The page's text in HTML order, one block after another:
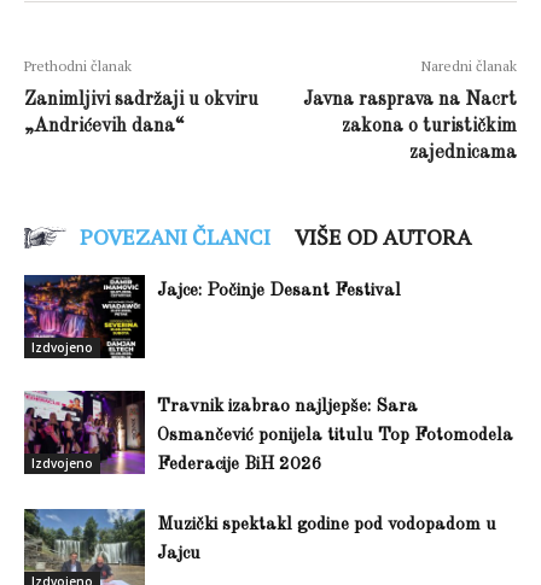
Prethodni članak
Zanimljivi sadržaji u okviru
„Andrićevih dana“
Naredni članak
Javna rasprava na Nacrt
zakona o turističkim
zajednicama
POVEZANI ČLANCI VIŠE OD AUTORA
Izdvojeno
Jajce: Počinje Desant Festival
Izdvojeno
Travnik izabrao najljepše: Sara
Osmančević ponijela titulu Top Fotomodela
Federacije BiH 2026
Izdvojeno
Muzički spektakl godine pod vodopadom u
Jajcu